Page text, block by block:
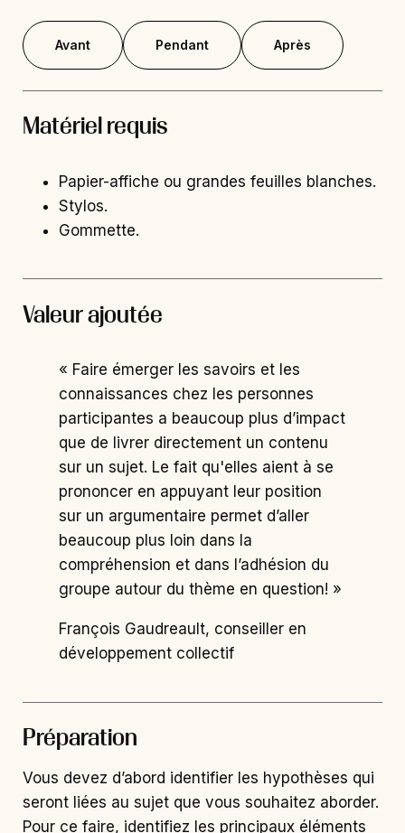
Avant Pendant Après
Matériel requis
Papier-affiche ou grandes feuilles blanches.
Stylos.
Gommette.
Valeur ajoutée
« Faire émerger les savoirs et les
connaissances chez les personnes
participantes a beaucoup plus d’impact
que de livrer directement un contenu
sur un sujet. Le fait qu'elles aient à se
prononcer en appuyant leur position
sur un argumentaire permet d’aller
beaucoup plus loin dans la
compréhension et dans l’adhésion du
groupe autour du thème en question! »
François Gaudreault, conseiller en
développement collectif
Préparation
Vous devez d’abord identifier les hypothèses qui
seront liées au sujet que vous souhaitez aborder.
Pour ce faire, identifiez les principaux éléments